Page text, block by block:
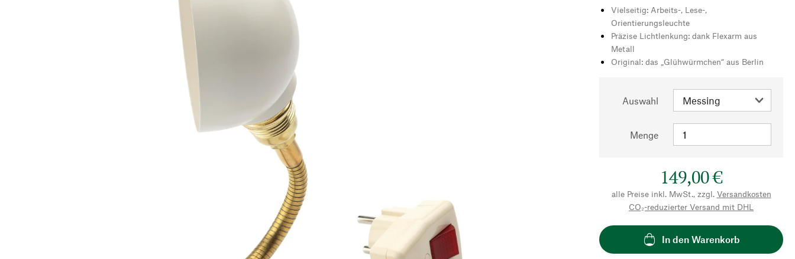
Vielseitig: Arbeits-, Lese-,
Orientierungsleuchte
Präzise Lichtlenkung: dank Flexarm aus
Metall
Original: das „Glühwürmchen“ aus Berlin
Auswahl
Menge
149,00 €
alle Preise inkl. MwSt., zzgl. Versandkosten
CO₂-reduzierter Versand mit DHL
In den Warenkorb